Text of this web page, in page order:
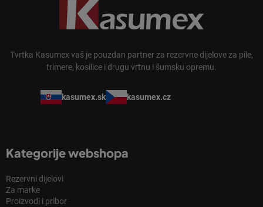
Tvrtka Kasumex vaš je pouzdan partner za rezervne dijelove za pile,
trimere, kosilice i drugu vrtnu i šumsku opremu.
kasumex.sk kasumex.cz
Kategorije webshopa
Rezervni dijelovi
Za marke
Proizvodi i pribor